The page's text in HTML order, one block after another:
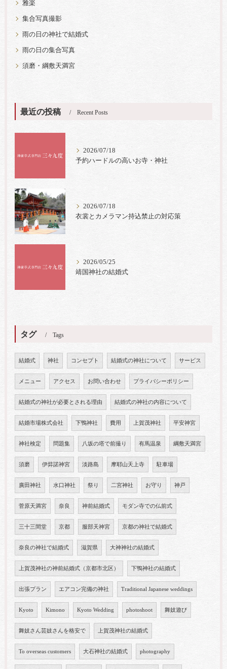
雅楽
集合写真撮影
雨の日の神社で結婚式
雨の日の集合写真
須磨・綱敷天満宮
最近の投稿 Recent Posts
2026/07/18
予約ハードルの高いお寺・神社
2026/07/18
衣裳とカメラマン持込禁止の対応策
2026/05/25
靖国神社の結婚式
タグ Tags
結婚式 神社 コンセプト 結婚式の神社について サービス
メニュー アクセス お問い合わせ プライバシーポリシー
結婚式の神社が必要とされる理由 結婚式の神社の内容について
結婚市場株式会社 下鴨神社 費用 上賀茂神社 平安神宮
神社検定 問題集 八坂の塔で前撮り 有馬温泉 綱敷天満宮
須磨 伊弉諾神宮 淡路島 摩耶山天上寺 駐車場
廣田神社 水口神社 祭り 二宮神社 お守り 神戸
菅原天満宮 奈良 神前結婚式 モダン寺での仏前式
三十三間堂 京都 服部天神宮 京都の神社で結婚式
奈良の神社で結婚式 滋賀県 大神神社の結婚式
上賀茂神社の神前結婚式（京都市北区） 下鴨神社の結婚式
出張プラン エアコン完備の神社 Traditional Japanese weddings
Kyoto Kimono Kyoto Wedding photoshoot 舞妓遊び
舞妓さん芸妓さんを格安で 上賀茂神社の結婚式
To overseas customers 大石神社の結婚式 photography